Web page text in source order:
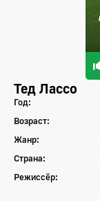
Тед Лассо
Год:
Возраст:
Жанр:
Страна:
Режиссёр: